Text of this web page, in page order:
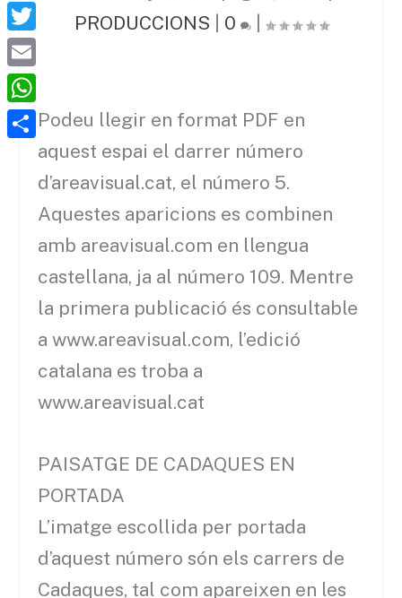
PRODUCCIONS
0 |
Podeu llegir en format PDF en
aquest espai el darrer número
d’areavisual.cat, el número 5.
Aquestes aparicions es combinen
amb areavisual.com en llengua
castellana, ja al número 109. Mentre
la primera publicació és consultable
a www.areavisual.com, l’edició
catalana es troba a
www.areavisual.cat
PAISATGE DE CADAQUES EN
PORTADA
L’imatge escollida per portada
d’aquest número són els carrers de
Cadaques, tal com apareixen en les
F
a
c
e
b
T
w
i
t
E
m
a
W
h